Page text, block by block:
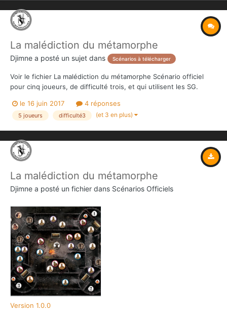
La malédiction du métamorphe
Djimne a posté un sujet dans Scénarios à télécharger
Voir le fichier La malédiction du métamorphe Scénario officiel
pour cinq joueurs, de difficulté trois, et qui utilisent les SG.
le 16 juin 2017
4 réponses
5 joueurs difficulté3 (et 3 en plus)
La malédiction du métamorphe
Djimne a posté un fichier dans Scénarios Officiels
Version 1.0.0